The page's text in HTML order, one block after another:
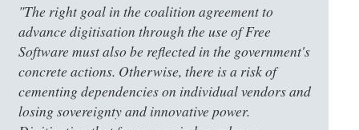
"The right goal in the coalition agreement to
advance digitisation through the use of Free
Software must also be reflected in the government's
concrete actions. Otherwise, there is a risk of
cementing dependencies on individual vendors and
losing sovereignty and innovative power.